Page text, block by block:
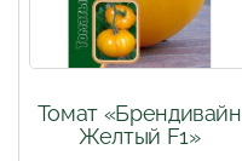
Томат «Брендивайн
Желтый F1»